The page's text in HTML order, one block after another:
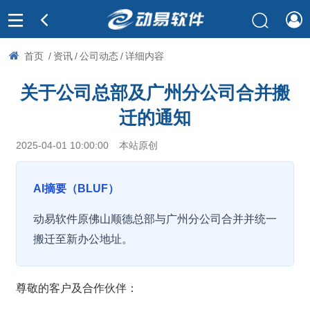
首页 / 资讯 / 公司动态 / 详细内容
关于公司总部及广州分公司合并搬
迁的通知
2025-04-01 10:00:00 本站原创
AI摘要（BLUF）
动易软件原佛山顺德总部与广州分公司合并并统一
搬迁至新办公地址。
尊敬的客户及合作伙伴：